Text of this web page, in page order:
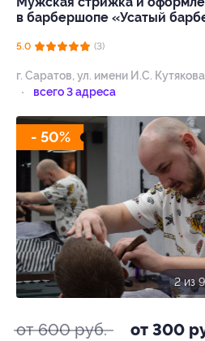
в барбершопе «Усатый
5.0 (3)
г. Саратов, ул. имени И.С.
всего 3 адреса
- 50%
3 из 9
от 600 руб. от 300